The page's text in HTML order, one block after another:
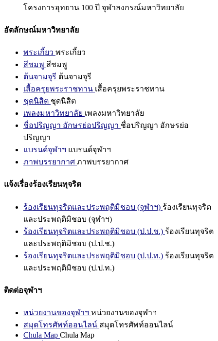
โครงการอุทยาน 100 ปี จุฬาลงกรณ์มหาวิทยาลัย
อัตลักษณ์มหาวิทยาลัย
พระเกี้ยว พระเกี้ยว
สีชมพู สีชมพู
ต้นจามจุรี ต้นจามจุรี
เสื้อครุยพระราชทาน เสื้อครุยพระราชทาน
ชุดนิสิต ชุดนิสิต
เพลงมหาวิทยาลัย เพลงมหาวิทยาลัย
ชื่อปริญญา อักษรย่อปริญญา ชื่อปริญญา อักษรย่อ
ปริญญา
แบรนด์จุฬาฯ แบรนด์จุฬาฯ
ภาพบรรยากาศ ภาพบรรยากาศ
แจ้งเรื่องร้องเรียนทุจริต
ร้องเรียนทุจริตและประพฤติมิชอบ (จุฬาฯ) ร้องเรียนทุจริต
และประพฤติมิชอบ (จุฬาฯ)
ร้องเรียนทุจริตและประพฤติมิชอบ (ป.ป.ช.) ร้องเรียนทุจริต
และประพฤติมิชอบ (ป.ป.ช.)
ร้องเรียนทุจริตและประพฤติมิชอบ (ป.ป.ท.) ร้องเรียนทุจริต
และประพฤติมิชอบ (ป.ป.ท.)
ติดต่อจุฬาฯ
หน่วยงานของจุฬาฯ หน่วยงานของจุฬาฯ
สมุดโทรศัพท์ออนไลน์ สมุดโทรศัพท์ออนไลน์
Chula Map Chula Map